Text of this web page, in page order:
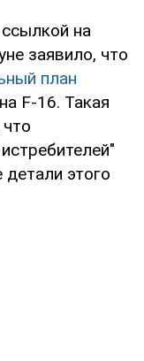
на
заявило, что
план
F-16. Такая
детали этого